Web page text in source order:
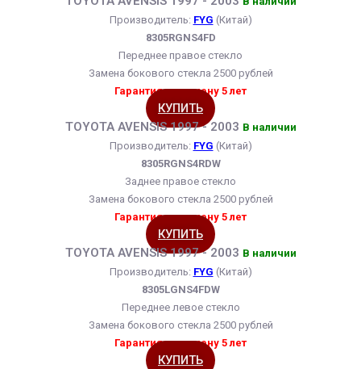
Производитель: FYG (Китай)
8305RGNS4FD
Переднее правое стекло
Замена бокового стекла 2500 рублей
Гарантия на замену 5 лет
КУПИТЬ
TOYOTA AVENSIS 1997 - 2003 В наличии
Производитель: FYG (Китай)
8305RGNS4RDW
Заднее правое стекло
Замена бокового стекла 2500 рублей
Гарантия на замену 5 лет
КУПИТЬ
TOYOTA AVENSIS 1997 - 2003 В наличии
Производитель: FYG (Китай)
8305LGNS4FDW
Переднее левое стекло
Замена бокового стекла 2500 рублей
Гарантия на замену 5 лет
КУПИТЬ